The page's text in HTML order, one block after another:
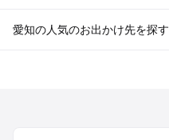
愛知の人気のお出かけ先を探す